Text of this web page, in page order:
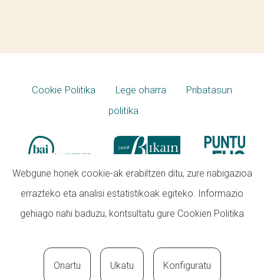
Cookie Politika Lege oharra
Pribatasun
politika
Webgune honek cookie-ak erabiltzen ditu, zure nabigazioa
errazteko eta analisi estatistikoak egiteko. Informazio
gehiago nahi baduzu, kontsultatu gure Cookien Politika
Onartu Ukatu Konfiguratu